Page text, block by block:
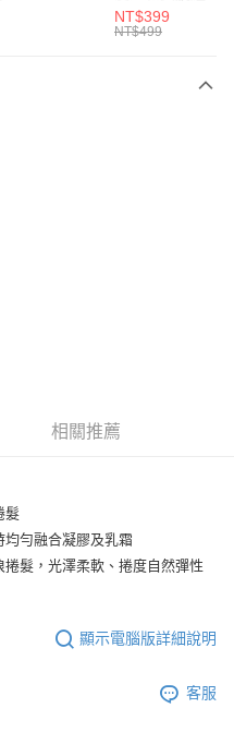
立後會自動跳轉到大哥付的交易
數、繳款截止日，確認付款後即完
後續交易確認頁面所載為準。
遇審核未通過，訂單將自動取
司帳單繳交帳款。
約關係目的，商店將以您的個人
大哥大進項蒐集、處理及利用，
之確認、核對及更正。
運費
運費
運費
運費
NT$399
NT$499
相關推薦
髮
勻融合凝膠及乳霜
髮，光澤柔軟、捲度自然彈性
顯示電腦版詳細說明
客服